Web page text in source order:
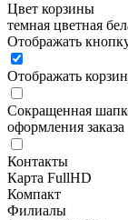
Цвет корзины
темная цветная
Отображать
Отображать
Сокращенная
оформления заказа
Контакты
Карта FullHD
Компакт
Филиалы